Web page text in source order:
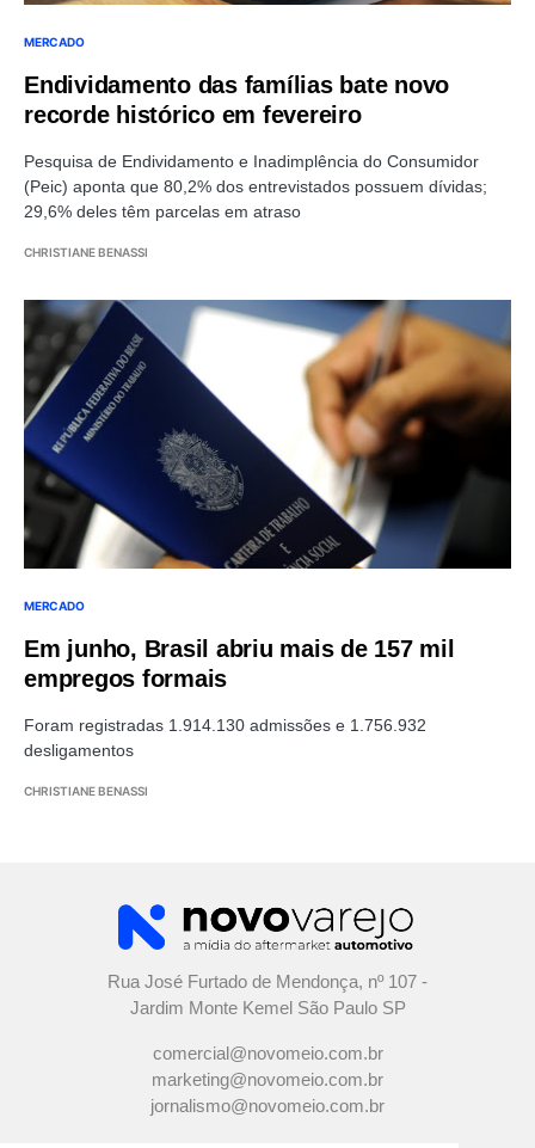
MERCADO
Endividamento das famílias bate novo
recorde histórico em fevereiro
Pesquisa de Endividamento e Inadimplência do Consumidor
(Peic) aponta que 80,2% dos entrevistados possuem dívidas;
29,6% deles têm parcelas em atraso
CHRISTIANE BENASSI
MERCADO
Em junho, Brasil abriu mais de 157 mil
empregos formais
Foram registradas 1.914.130 admissões e 1.756.932
desligamentos
CHRISTIANE BENASSI
Rua José Furtado de Mendonça, nº 107 -
Jardim Monte Kemel São Paulo SP
comercial@novomeio.com.br
marketing@novomeio.com.br
jornalismo@novomeio.com.br